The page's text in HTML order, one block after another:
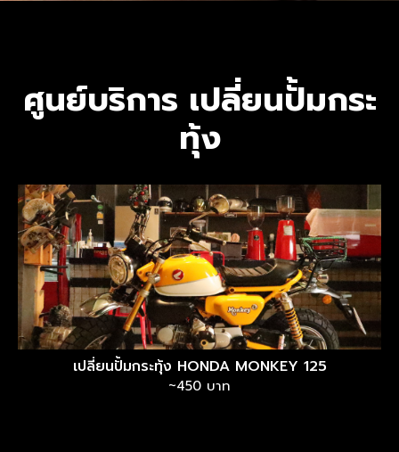
ศูนย์บริการ เปลี่ยนปั้มกระ
ทุ้ง
เปลี่ยนปั้มกระทุ้ง HONDA MONKEY 125
~450 บาท